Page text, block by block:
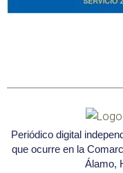
Periódico digital
que ocurre en la
Álamo,